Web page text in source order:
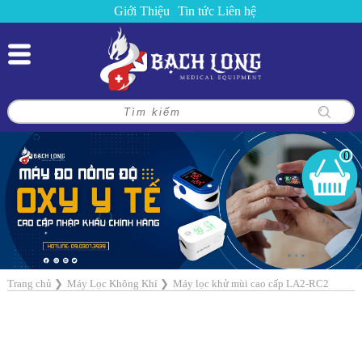
Giới Thiệu Tin tức Liên hệ
0
Trang chủ ❯ Máy Lọc Không Khí ❯ Máy lọc khử mùi cao cấp LA2-RC2